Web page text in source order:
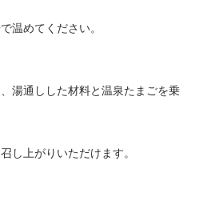
温めてください。
湯通しした材料と温泉たまごを乗
し上がりいただけます。